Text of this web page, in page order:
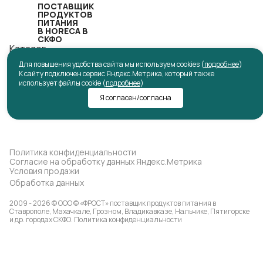
Для повышения удобства сайта мы используем cookies (подробнее)
К сайту подключен сервис Яндекс.Метрика, который также
использует файлы cookie (подробнее)
Я согласен/согласна
ПОСТАВЩИК
ПРОДУКТОВ
ПИТАНИЯ
В HORECA В
СКФО
Каталог
Мероприятия
8-800-707-2124
chernyaevaalena@frost26.ru
г. Ставрополь, ул. Заводская, д.11
Политика конфиденциальности
Согласие на обработку данных Яндекс.Метрика
Условия продажи
Обработка данных
2009 - 2026 © ООО © «ФРОСТ» поставщик продуктов питания в
Ставрополе, Махачкале, Грозном, Владикавказе, Нальчике, Пятигорске
и др. городах СКФО. Политика конфиденциальности